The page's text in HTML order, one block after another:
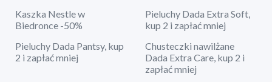
Kaszka Nestle w
Biedronce -50%
Pieluchy Dada Extra Soft,
kup 2 i zapłać mniej
Pieluchy Dada Pantsy, kup
2 i zapłać mniej
Chusteczki nawilżane
Dada Extra Care, kup 2 i
zapłać mniej